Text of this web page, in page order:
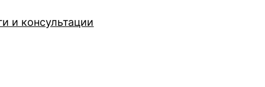
и консультации